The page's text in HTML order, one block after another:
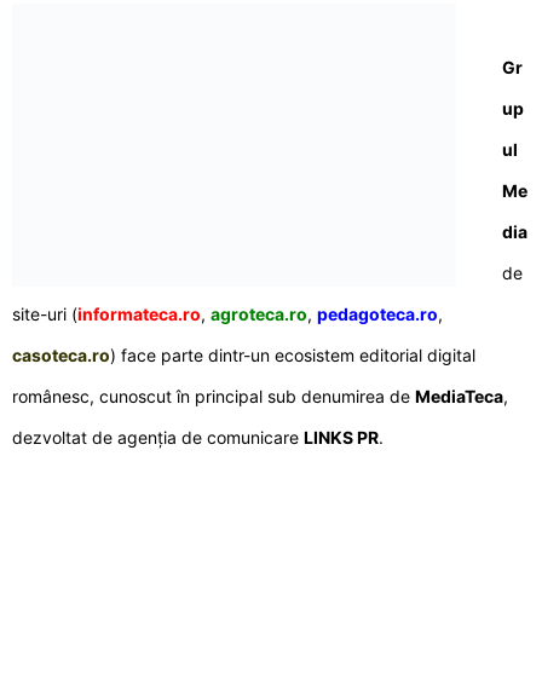
Gr
up
ul
Me
dia
de
site-uri (informateca.ro, agroteca.ro, pedagoteca.ro,
casoteca.ro) face parte dintr-un ecosistem editorial digital
românesc, cunoscut în principal sub denumirea de MediaTeca,
dezvoltat de agenția de comunicare LINKS PR.